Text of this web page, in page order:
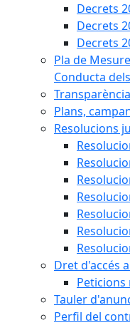
Decrets
Decrets
Decrets
Pla de
Conducta
Transparència
Plans,
Resolucions
Dret d'accés
Peticions
Tauler
Perfil del